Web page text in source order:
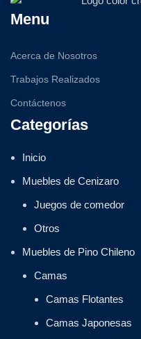
Menu
Acerca de Nosotros
Trabajos Realizados
Contáctenos
Categorías
Inicio
Muebles de Cenizaro
Juegos de comedor
Otros
Muebles de Pino Chileno
Camas
Camas Flotantes
Camas Japonesas